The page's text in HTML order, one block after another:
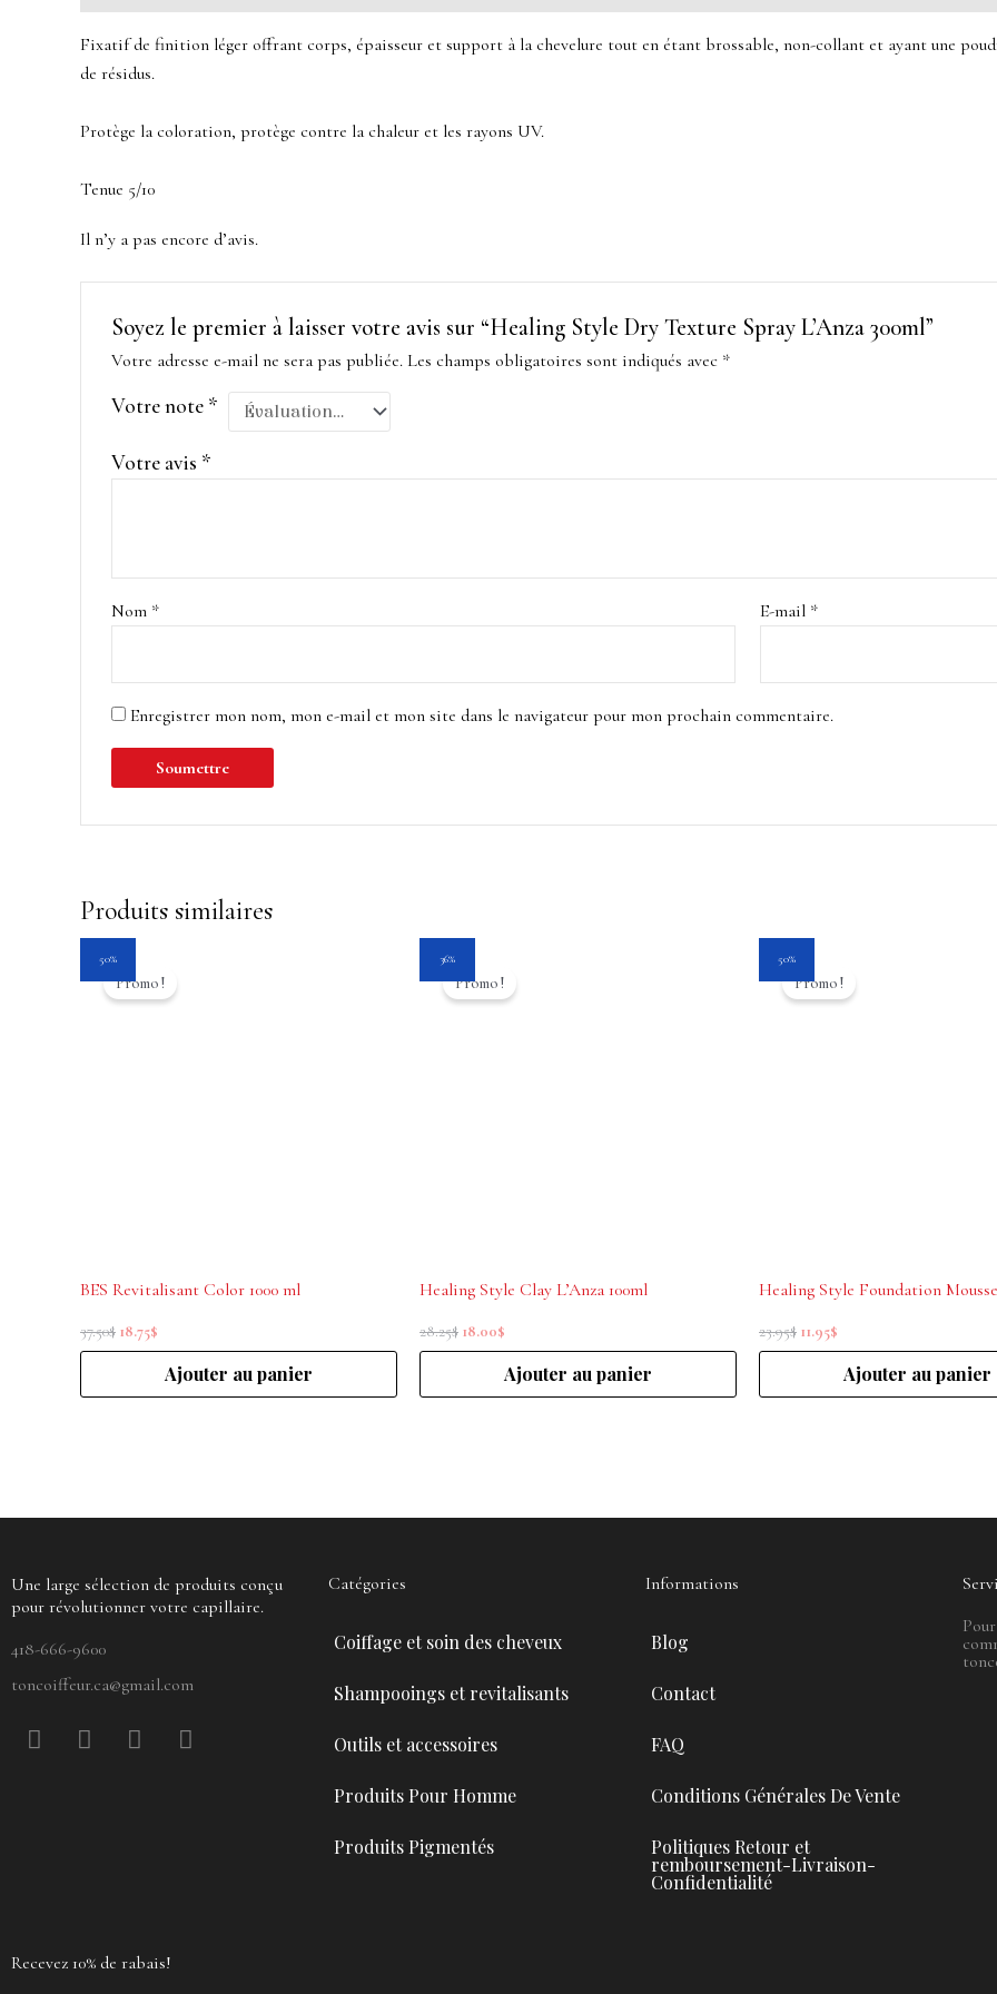
Fixatif de finition léger offrant corps, épaisseur et support à la chevelure tout en étant brossable, non-collant et ayant une
de résidus.
Protège la coloration, protège contre la chaleur et les rayons UV.
Tenue 5/10
Il n’y a pas encore d’avis.
Soyez le premier à laisser votre avis sur “Healing Style Dry Texture Spray L’Anza 300ml”
Votre adresse e-mail ne sera pas publiée. Les champs obligatoires sont indiqués avec *
Votre note *
Votre avis *
Nom * E-mail *
Enregistrer mon nom, mon e-mail et mon site dans le navigateur pour mon prochain commentaire.
Produits similaires
50%
Promo !
BES Revitalisant Color 1000 ml
37.50$
initial
18.75$
prix
actuel
Ajouter au panier
36%
Promo !
Healing Style Clay L’Anza 100ml
28.25$
initial
18.00$
actuel
Ajouter au panier
50%
Promo !
23.95$
initial
11.95$
prix
actuel
Ajouter au panier
Une large sélection de produits conçu
pour révolutionner votre capillaire.
418-666-9600
toncoiffeur.ca@gmail.com
F
a
P
i
Y
o
I
n
Catégories
Coiffage et soin des cheveux
Shampooings et revitalisants
Outils et accessoires
Produits Pour Homme
Produits Pigmentés
Informations
Blog
Contact
FAQ
Conditions Générales De Vente
Politiques Retour et
remboursement-Livraison-
Confidentialité
Recevez 10% de rabais!